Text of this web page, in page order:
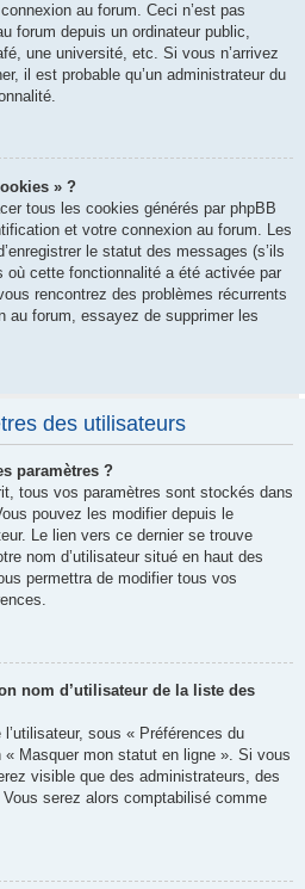
au forum. Ceci n’est pas
forum depuis un ordinateur public,
une université, etc. Si vous n’arrivez
il est probable qu’un administrateur du
» ?
tous les cookies générés par phpBB
et votre connexion au forum. Les
le statut des messages (s’ils
cette fonctionnalité a été activée par
rencontrez des problèmes récurrents
au forum, essayez de supprimer les
des utilisateurs
paramètres ?
tous vos paramètres sont stockés dans
pouvez les modifier depuis le
Le lien vers ce dernier se trouve
nom d’utilisateur situé en haut des
permettra de modifier tous vos
nom d’utilisateur de la liste des
sous « Préférences du
« Masquer mon statut en ligne ». Si vous
visible que des administrateurs, des
serez alors comptabilisé comme